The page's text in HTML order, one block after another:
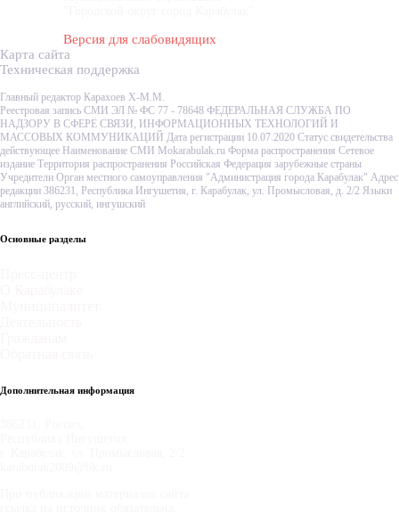
Версия для слабовидящих
Карта сайта
Техническая поддержка
Главный редактор Карахоев Х-М.М.
Реестровая запись СМИ ЭЛ № ФС 77 - 78648 ФЕДЕРАЛЬНАЯ СЛУЖБА ПО
НАДЗОРУ В СФЕРЕ СВЯЗИ, ИНФОРМАЦИОННЫХ ТЕХНОЛОГИЙ И
МАССОВЫХ КОММУНИКАЦИЙ Дата регистрации 10.07.2020 Статус свидетельства
действующее Наименование СМИ Mokarabulak.ru Форма распространения Сетевое
издание Территория распространения Российская Федерация зарубежные страны
Учредители Орган местного самоуправления "Администрация города Карабулак" Адрес
редакции 386231, Республика Ингушетия, г. Карабулак, ул. Промысловая, д. 2/2 Языки
английский, русский, ингушский
Основные разделы
Дополнительная информация